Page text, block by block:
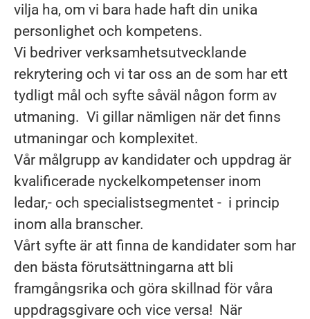
vilja ha, om vi bara hade haft din unika
personlighet och kompetens.
Vi bedriver verksamhetsutvecklande
rekrytering och vi tar oss an de som har ett
tydligt mål och syfte såväl någon form av
utmaning. Vi gillar nämligen när det finns
utmaningar och komplexitet.
Vår målgrupp av kandidater och uppdrag är
kvalificerade nyckelkompetenser inom
ledar,- och specialistsegmentet - i princip
inom alla branscher.
Vårt syfte är att finna de kandidater som har
den bästa förutsättningarna att bli
framgångsrika och göra skillnad för våra
uppdragsgivare och vice versa! När